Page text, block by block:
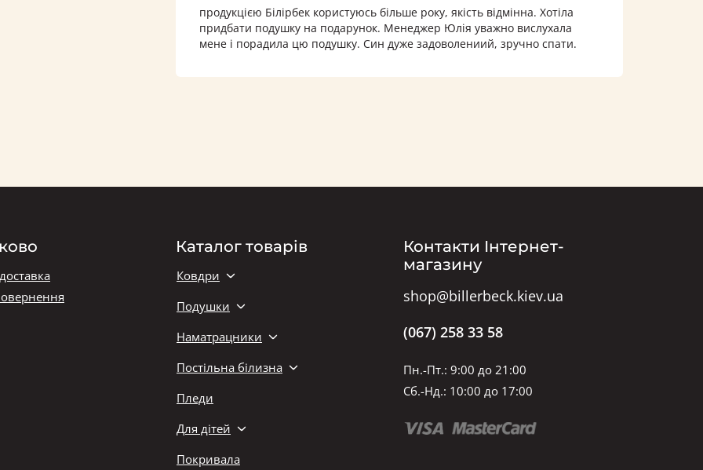
продукцією Білірбек користуюсь більше року, якість відмінна. Хотіла
придбати подушку на подарунок. Менеджер Юлія уважно вислухала
мене і порадила цю подушку. Син дуже задоволениий, зручно спати.
Каталог товарів
Ковдри
Подушки
Наматрацники
Постільна білизна
Пледи
Для дітей
Покривала
Контакти Інтернет-
магазину
shop@billerbeck.kiev.ua
(067) 258 33 58
Пн.-Пт.: 9:00 до 21:00
Сб.-Нд.: 10:00 до 17:00